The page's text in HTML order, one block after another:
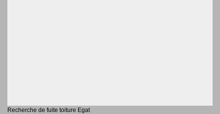
Recherche de fuite toiture Egat